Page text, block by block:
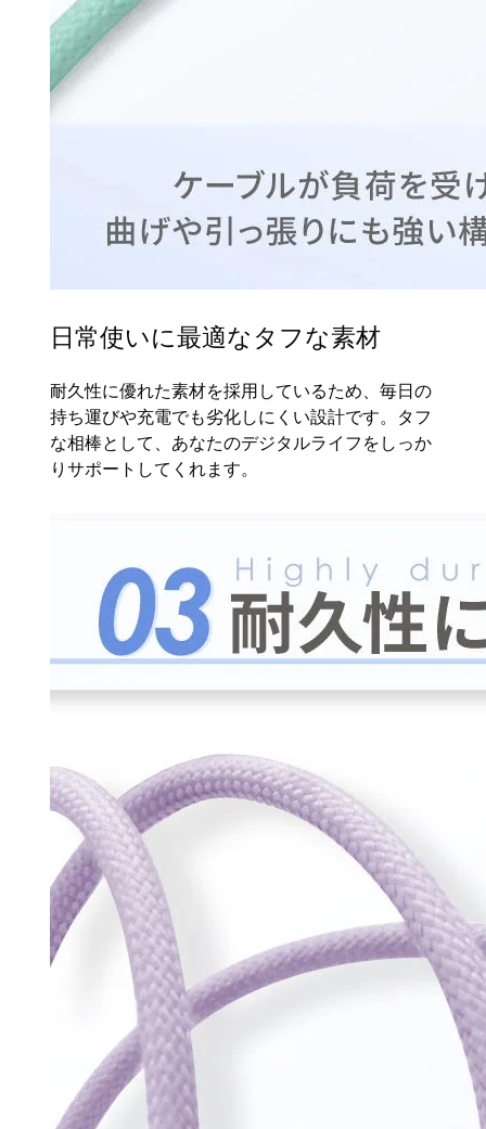
日常使いに最適なタフな素材
耐久性に優れた素材を採用しているため、毎日の
持ち運びや充電でも劣化しにくい設計です。タフ
な相棒として、あなたのデジタルライフをしっか
りサポートしてくれます。